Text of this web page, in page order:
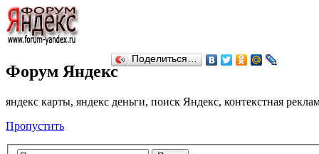
Форум Яндекс
яндекс карты, яндекс деньги, поиск Яндекс, контекстная
Пропустить
Поделиться…